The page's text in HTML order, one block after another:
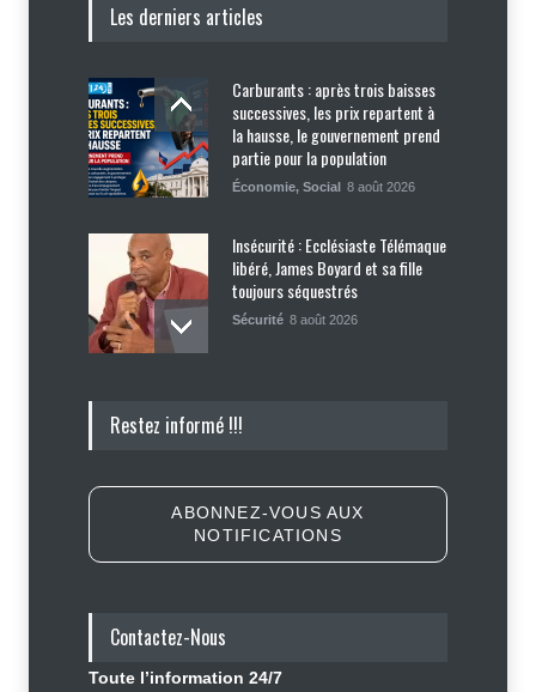
Les derniers articles
Carburants : après trois baisses
successives, les prix repartent à
la hausse, le gouvernement prend
partie pour la population
Économie, Social 8 août 2026
Insécurité : Ecclésiaste Télémaque
libéré, James Boyard et sa fille
toujours séquestrés
Sécurité 8 août 2026
Trump et anti immigration, tombe
Journalisme sportif : l'urgence de
Restez informé !!!
ABONNEZ-VOUS AUX
NOTIFICATIONS
Contactez-Nous
Toute l’information 24/7